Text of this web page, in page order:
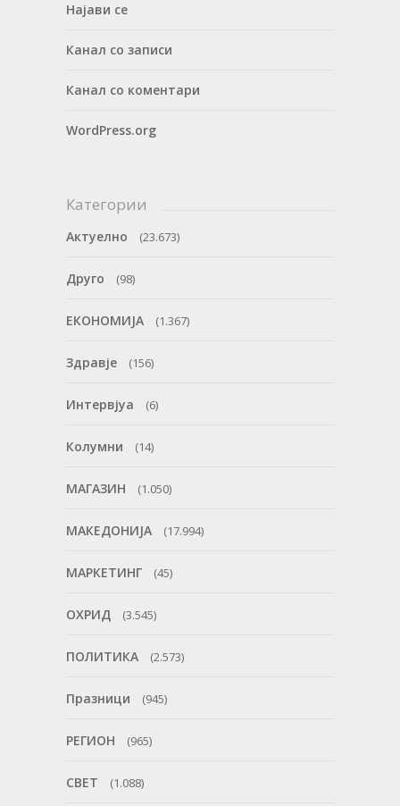
Најави се
Канал со записи
Канал со коментари
WordPress.org
Категории
Актуелно (23.673)
Друго (98)
ЕКОНОМИЈА (1.367)
Здравје (156)
Интервјуа (6)
Колумни (14)
МАГАЗИН (1.050)
МАКЕДОНИЈА (17.994)
МАРКЕТИНГ (45)
ОХРИД (3.545)
ПОЛИТИКА (2.573)
Празници (945)
РЕГИОН (965)
СВЕТ (1.088)